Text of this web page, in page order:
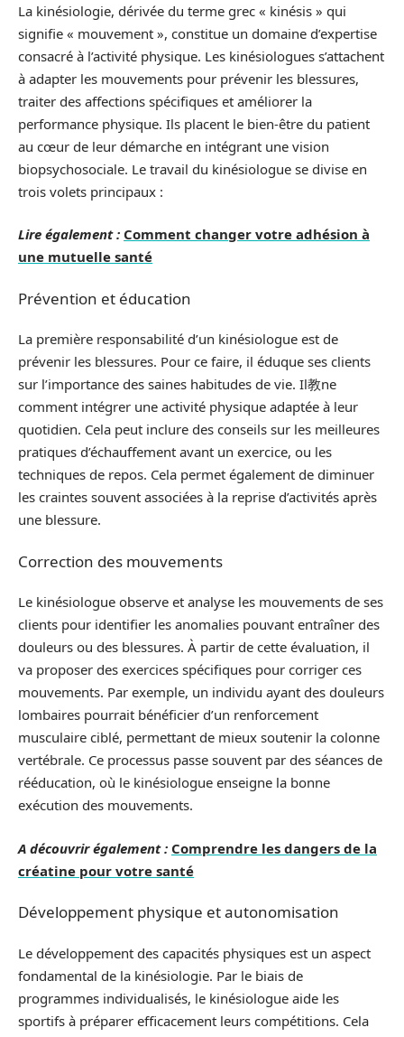
La kinésiologie, dérivée du terme grec « kinésis » qui
signifie « mouvement », constitue un domaine d’expertise
consacré à l’activité physique. Les kinésiologues s’attachent
à adapter les mouvements pour prévenir les blessures,
traiter des affections spécifiques et améliorer la
performance physique. Ils placent le bien-être du patient
au cœur de leur démarche en intégrant une vision
biopsychosociale. Le travail du kinésiologue se divise en
trois volets principaux :
Lire également : Comment changer votre adhésion à
une mutuelle santé
Prévention et éducation
La première responsabilité d’un kinésiologue est de
prévenir les blessures. Pour ce faire, il éduque ses clients
sur l’importance des saines habitudes de vie. Il教ne
comment intégrer une activité physique adaptée à leur
quotidien. Cela peut inclure des conseils sur les meilleures
pratiques d’échauffement avant un exercice, ou les
techniques de repos. Cela permet également de diminuer
les craintes souvent associées à la reprise d’activités après
une blessure.
Correction des mouvements
Le kinésiologue observe et analyse les mouvements de ses
clients pour identifier les anomalies pouvant entraîner des
douleurs ou des blessures. À partir de cette évaluation, il
va proposer des exercices spécifiques pour corriger ces
mouvements. Par exemple, un individu ayant des douleurs
lombaires pourrait bénéficier d’un renforcement
musculaire ciblé, permettant de mieux soutenir la colonne
vertébrale. Ce processus passe souvent par des séances de
rééducation, où le kinésiologue enseigne la bonne
exécution des mouvements.
A découvrir également : Comprendre les dangers de la
créatine pour votre santé
Développement physique et autonomisation
Le développement des capacités physiques est un aspect
fondamental de la kinésiologie. Par le biais de
programmes individualisés, le kinésiologue aide les
sportifs à préparer efficacement leurs compétitions. Cela